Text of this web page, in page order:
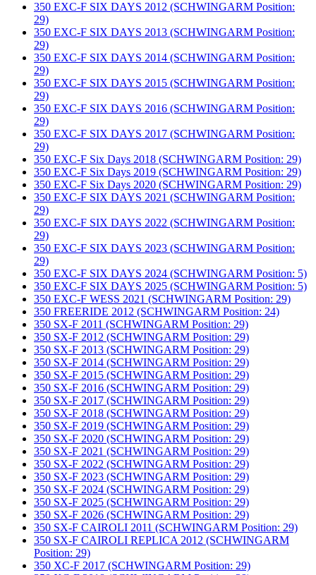
350 EXC-F SIX DAYS 2012 (SCHWINGARM Position:
29)
350 EXC-F SIX DAYS 2013 (SCHWINGARM Position:
29)
350 EXC-F SIX DAYS 2014 (SCHWINGARM Position:
29)
350 EXC-F SIX DAYS 2015 (SCHWINGARM Position:
29)
350 EXC-F SIX DAYS 2016 (SCHWINGARM Position:
29)
350 EXC-F SIX DAYS 2017 (SCHWINGARM Position:
29)
350 EXC-F Six Days 2018 (SCHWINGARM Position: 29)
350 EXC-F Six Days 2019 (SCHWINGARM Position: 29)
350 EXC-F Six Days 2020 (SCHWINGARM Position: 29)
350 EXC-F SIX DAYS 2021 (SCHWINGARM Position:
29)
350 EXC-F SIX DAYS 2022 (SCHWINGARM Position:
29)
350 EXC-F SIX DAYS 2023 (SCHWINGARM Position:
29)
350 EXC-F SIX DAYS 2024 (SCHWINGARM Position: 5)
350 EXC-F SIX DAYS 2025 (SCHWINGARM Position: 5)
350 EXC-F WESS 2021 (SCHWINGARM Position: 29)
350 FREERIDE 2012 (SCHWINGARM Position: 24)
350 SX-F 2011 (SCHWINGARM Position: 29)
350 SX-F 2012 (SCHWINGARM Position: 29)
350 SX-F 2013 (SCHWINGARM Position: 29)
350 SX-F 2014 (SCHWINGARM Position: 29)
350 SX-F 2015 (SCHWINGARM Position: 29)
350 SX-F 2016 (SCHWINGARM Position: 29)
350 SX-F 2017 (SCHWINGARM Position: 29)
350 SX-F 2018 (SCHWINGARM Position: 29)
350 SX-F 2019 (SCHWINGARM Position: 29)
350 SX-F 2020 (SCHWINGARM Position: 29)
350 SX-F 2021 (SCHWINGARM Position: 29)
350 SX-F 2022 (SCHWINGARM Position: 29)
350 SX-F 2023 (SCHWINGARM Position: 29)
350 SX-F 2024 (SCHWINGARM Position: 29)
350 SX-F 2025 (SCHWINGARM Position: 29)
350 SX-F 2026 (SCHWINGARM Position: 29)
350 SX-F CAIROLI 2011 (SCHWINGARM Position: 29)
350 SX-F CAIROLI REPLICA 2012 (SCHWINGARM
Position: 29)
350 XC-F 2017 (SCHWINGARM Position: 29)